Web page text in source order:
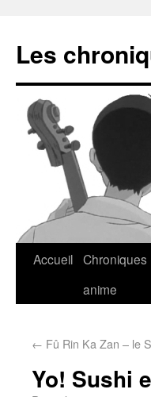
Les
Accueil Chroniques
anime
← Fû Rin Ka Zan – le
Yo! Sushi